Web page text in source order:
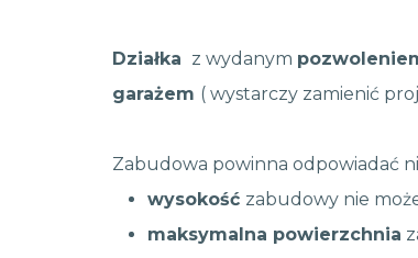
Działka z wydanym
garażem ( wystarczy zamienić
Zabudowa powinna odpowiadać
wysokość zabudowy nie
maksymalna powierzchnia